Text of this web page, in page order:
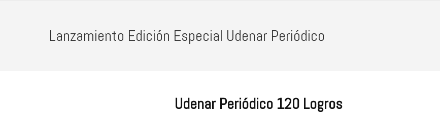
Lanzamiento Edición Especial Udenar Periódico
Udenar Periódico 120 Logros